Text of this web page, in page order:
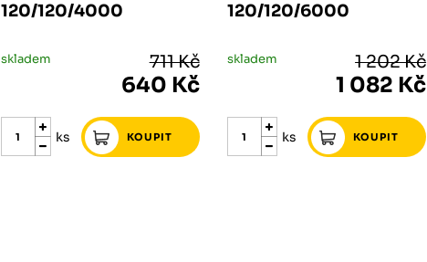
120/120/4000
skladem 711 Kč
640 Kč
ks
120/120/6000
skladem 1 202 Kč
1 082 Kč
ks